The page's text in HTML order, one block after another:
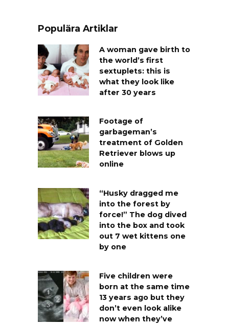
Populära Artiklar
A woman gave birth to
the world’s first
sextuplets: this is
what they look like
after 30 years
Footage of
garbageman’s
treatment of Golden
Retriever blows up
online
“Husky dragged me
into the forest by
force!” The dog dived
into the box and took
out 7 wet kittens one
by one
Five children were
born at the same time
13 years ago but they
don’t even look alike
now when they’ve